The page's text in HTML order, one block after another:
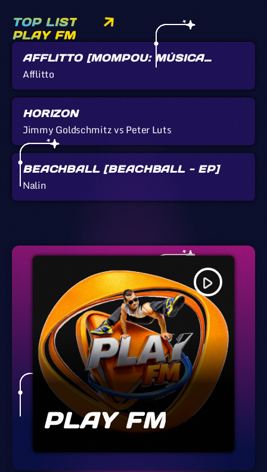
TOP LIST
PLAY FM
AFFLITTO [MOMPOU: MÚSICA
CALLADA]
Afflitto
HORIZON
Jimmy Goldschmitz vs Peter Luts
BEACHBALL [BEACHBALL - EP]
Nalin
play_arrow
PLAY FM